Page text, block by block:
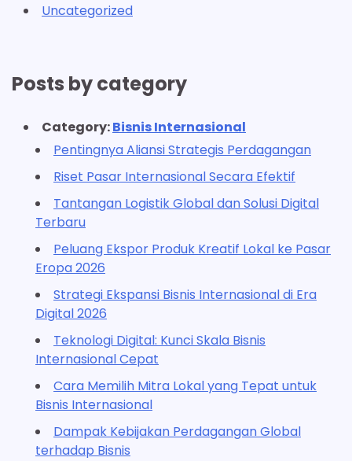
Uncategorized
Posts by category
Category:Bisnis Internasional
Pentingnya Aliansi Strategis Perdagangan
Riset Pasar Internasional Secara Efektif
Tantangan Logistik Global dan Solusi Digital
Terbaru
Peluang Ekspor Produk Kreatif Lokal ke Pasar
Eropa 2026
Strategi Ekspansi Bisnis Internasional di Era
Digital 2026
Teknologi Digital: Kunci Skala Bisnis
Internasional Cepat
Cara Memilih Mitra Lokal yang Tepat untuk
Bisnis Internasional
Dampak Kebijakan Perdagangan Global
terhadap Bisnis